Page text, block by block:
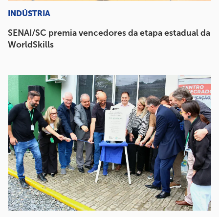
INDÚSTRIA
SENAI/SC premia vencedores da etapa estadual da
WorldSkills